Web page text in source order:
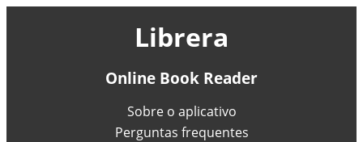
Librera
Online Book Reader
Sobre o aplicativo
Perguntas frequentes